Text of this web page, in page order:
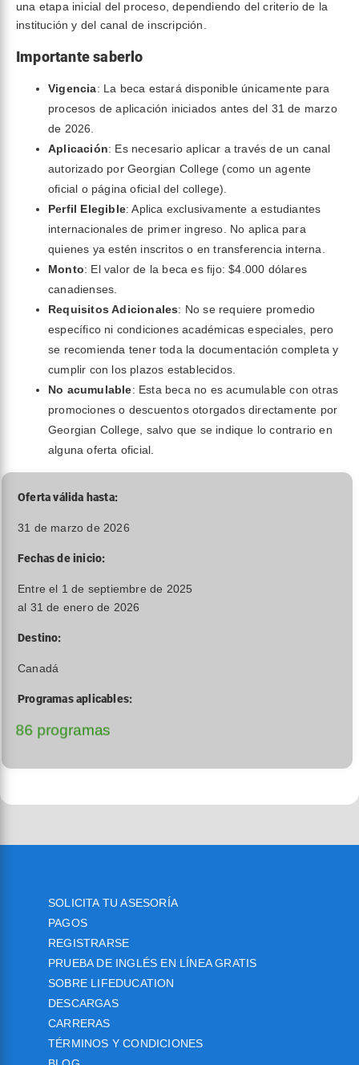
una etapa inicial del proceso, dependiendo del criterio de la
institución y del canal de inscripción.
Importante saberlo
Vigencia: La beca estará disponible únicamente para
procesos de aplicación iniciados antes del 31 de marzo
de 2026.
Aplicación: Es necesario aplicar a través de un canal
autorizado por Georgian College (como un agente
oficial o página oficial del college).
Perfil Elegible: Aplica exclusivamente a estudiantes
internacionales de primer ingreso. No aplica para
quienes ya estén inscritos o en transferencia interna.
Monto: El valor de la beca es fijo: $4.000 dólares
canadienses.
Requisitos Adicionales: No se requiere promedio
específico ni condiciones académicas especiales, pero
se recomienda tener toda la documentación completa y
cumplir con los plazos establecidos.
No acumulable: Esta beca no es acumulable con otras
promociones o descuentos otorgados directamente por
Georgian College, salvo que se indique lo contrario en
alguna oferta oficial.
Oferta válida hasta:
31 de marzo de 2026
Fechas de inicio:
Entre el 1 de septiembre de 2025
al 31 de enero de 2026
Destino:
Canadá
Programas aplicables:
86 programas
SOLICITA TU ASESORÍA
PAGOS
REGISTRARSE
PRUEBA DE INGLÉS EN LÍNEA GRATIS
SOBRE LIFEDUCATION
DESCARGAS
CARRERAS
TÉRMINOS Y CONDICIONES